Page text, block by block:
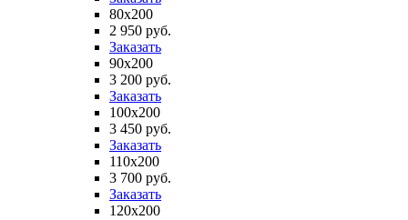
80х200
2 950 руб.
Заказать
90х200
3 200 руб.
Заказать
100х200
3 450 руб.
Заказать
110х200
3 700 руб.
Заказать
120х200